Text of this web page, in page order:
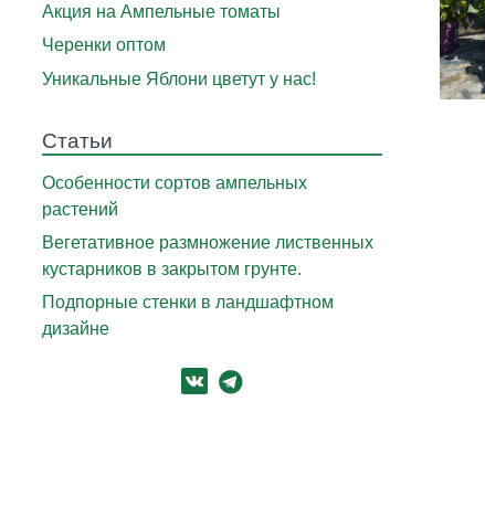
Акция на Ампельные томаты
Черенки оптом
Уникальные Яблони цветут у нас!
Статьи
Особенности сортов ампельных
растений
Вегетативное размножение лиственных
кустарников в закрытом грунте.
Подпорные стенки в ландшафтном
дизайне